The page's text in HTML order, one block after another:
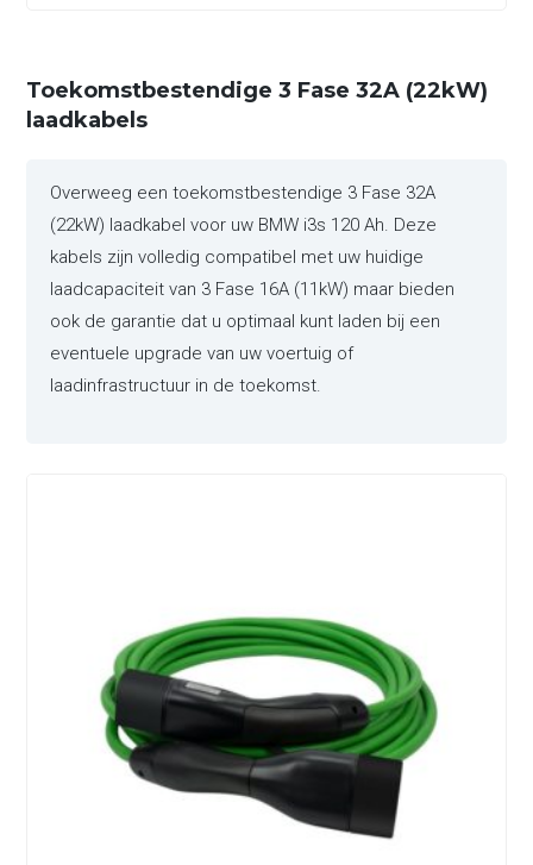
Toekomstbestendige 3 Fase 32A (22kW)
laadkabels
Overweeg een toekomstbestendige 3 Fase 32A
(22kW) laadkabel voor uw BMW i3s 120 Ah. Deze
kabels zijn volledig compatibel met uw huidige
laadcapaciteit van 3 Fase 16A (11kW) maar bieden
ook de garantie dat u optimaal kunt laden bij een
eventuele upgrade van uw voertuig of
laadinfrastructuur in de toekomst.